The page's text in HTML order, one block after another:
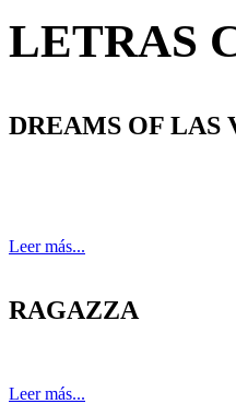
LETRAS
DREAMS OF LAS
Leer más...
RAGAZZA
Leer más...